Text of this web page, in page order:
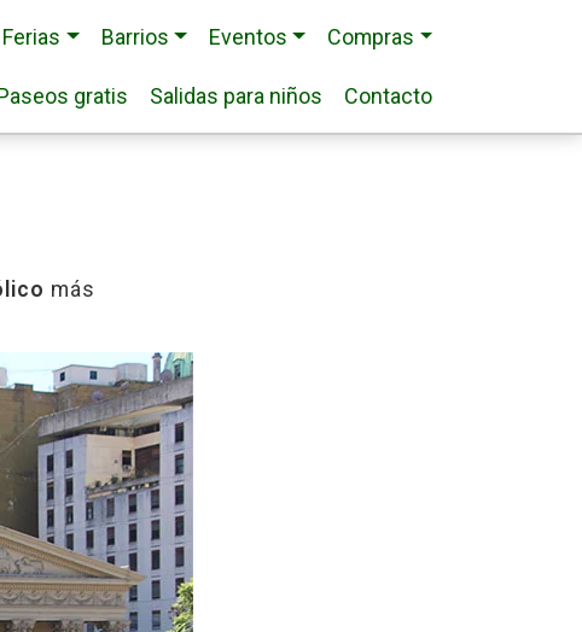
Ferias Barrios Eventos Compras
gratis Salidas para niños Contacto
más